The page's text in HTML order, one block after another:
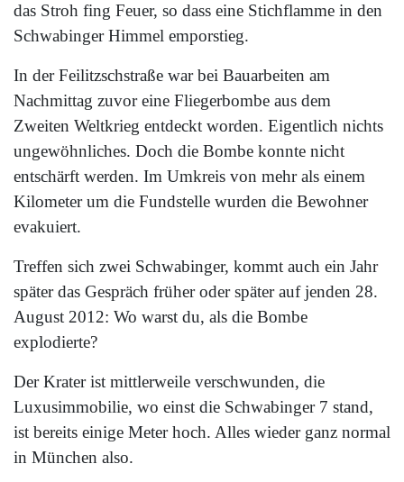
das Stroh fing Feuer, so dass eine Stichflamme in den
Schwabinger Himmel emporstieg.
In der Feilitzschstraße war bei Bauarbeiten am
Nachmittag zuvor eine Fliegerbombe aus dem
Zweiten Weltkrieg entdeckt worden. Eigentlich nichts
ungewöhnliches. Doch die Bombe konnte nicht
entschärft werden. Im Umkreis von mehr als einem
Kilometer um die Fundstelle wurden die Bewohner
evakuiert.
Treffen sich zwei Schwabinger, kommt auch ein Jahr
später das Gespräch früher oder später auf jenden 28.
August 2012: Wo warst du, als die Bombe
explodierte?
Der Krater ist mittlerweile verschwunden, die
Luxusimmobilie, wo einst die Schwabinger 7 stand,
ist bereits einige Meter hoch. Alles wieder ganz normal
in München also.